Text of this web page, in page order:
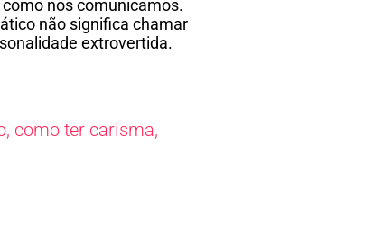
nos comunicamos.
não significa chamar
extrovertida.
, como ter carisma,